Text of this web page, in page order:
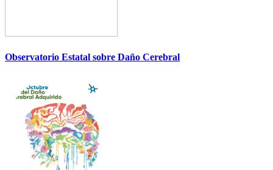
Observatorio Estatal sobre Daño Cerebral